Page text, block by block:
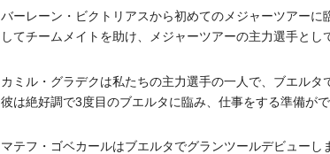
バーレーン・ビクトリアスから初めてのメジャーツアー
してチームメイトを助け、メジャーツアーの主力選手とし
カミル・グラデクは私たちの主力選手の一人で、ブエルタ
彼は絶好調で3度目のブエルタに臨み、仕事をする準備がで
マテフ・ゴベカールはブエルタでグランツールデビュー